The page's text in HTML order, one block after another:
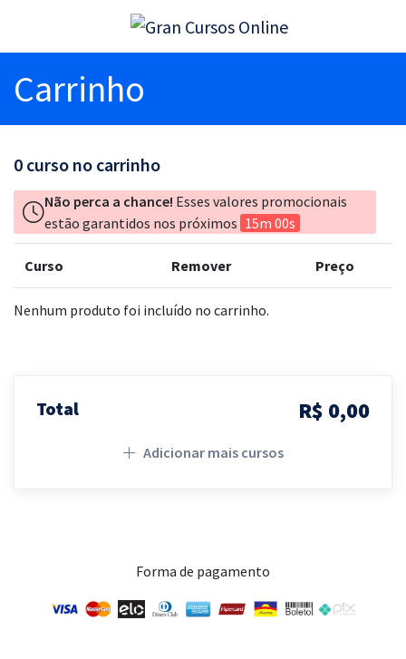
Carrinho
0 curso no carrinho
Não perca a chance! Esses valores promocionais
estão garantidos nos próximos 15m 00s
Curso Remover Preço
Nenhum produto foi incluído no carrinho.
Total R$ 0,00
Adicionar mais cursos
Forma de pagamento